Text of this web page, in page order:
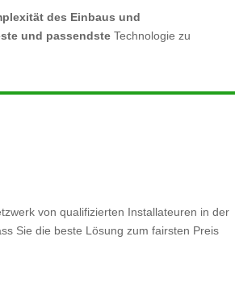
des Einbaus und
und passendste Technologie zu
von qualifizierten Installateuren in der
Sie die beste Lösung zum fairsten Preis